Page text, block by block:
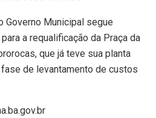
Governo Municipal segue
a requalificação da Praça da
que já teve sua planta
de levantamento de custos